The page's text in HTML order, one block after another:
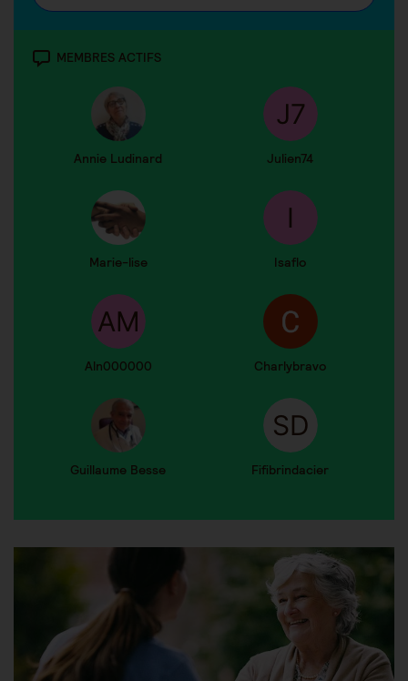
MEMBRES ACTIFS
Annie Ludinard Julien74
Marie-lise Isaflo
Aln000000 Charlybravo
Guillaume Besse Fifibrindacier